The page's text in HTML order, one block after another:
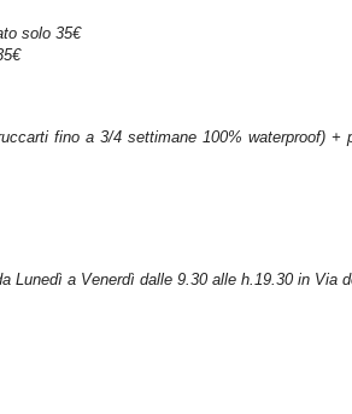
solo 35€
fino a 3/4 settimane 100% waterproof) +
Lunedì a Venerdì dalle 9.30 alle h.19.30 in Via